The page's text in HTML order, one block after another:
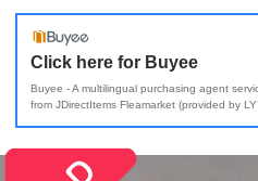
Click here for Buyee
Buyee - A multilingual purchasing agent
from JDirectItems Fleamarket (provided by